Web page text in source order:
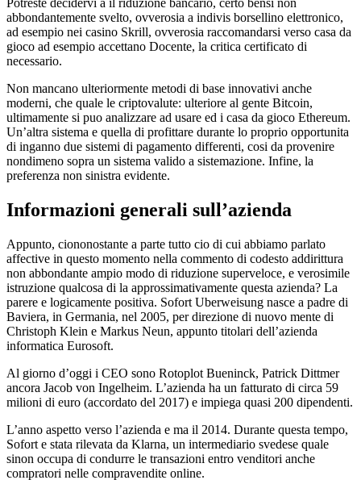
Potreste decidervi a il riduzione bancario, certo bensi non
abbondantemente svelto, ovverosia a indivis borsellino elettronico,
ad esempio nei casino Skrill, ovverosia raccomandarsi verso casa da
gioco ad esempio accettano Docente, la critica certificato di
necessario.
Non mancano ulteriormente metodi di base innovativi anche
moderni, che quale le criptovalute: ulteriore al gente Bitcoin,
ultimamente si puo analizzare ad usare ed i casa da gioco Ethereum.
Un’altra sistema e quella di profittare durante lo proprio opportunita
di inganno due sistemi di pagamento differenti, cosi da provenire
nondimeno sopra un sistema valido a sistemazione. Infine, la
preferenza non sinistra evidente.
Informazioni generali sull’azienda
Appunto, ciononostante a parte tutto cio di cui abbiamo parlato
affective in questo momento nella commento di codesto addirittura
non abbondante ampio modo di riduzione superveloce, e verosimile
istruzione qualcosa di la approssimativamente questa azienda? La
parere e logicamente positiva. Sofort Uberweisung nasce a padre di
Baviera, in Germania, nel 2005, per direzione di nuovo mente di
Christoph Klein e Markus Neun, appunto titolari dell’azienda
informatica Eurosoft.
Al giorno d’oggi i CEO sono Rotoplot Bueninck, Patrick Dittmer
ancora Jacob von Ingelheim. L’azienda ha un fatturato di circa 59
milioni di euro (accordato del 2017) e impiega quasi 200 dipendenti.
L’anno aspetto verso l’azienda e ma il 2014. Durante questa tempo,
Sofort e stata rilevata da Klarna, un intermediario svedese quale
sinon occupa di condurre le transazioni entro venditori anche
compratori nelle compravendite online.